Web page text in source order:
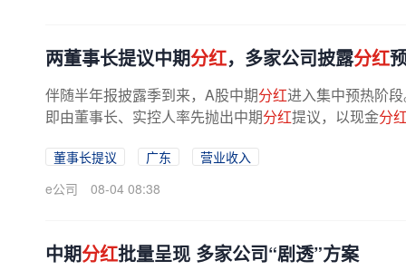
两董事长提议中期分红，多家公司披露分红
伴随半年报披露季到来，A股中期分红进入集中预热阶
即由董事长、实控人率先抛出中期分红提议，以现金分
董事长提议 广东
营业收入
e公司
08-04 08:38
中期分红批量呈现 多家公司“剧透”方案